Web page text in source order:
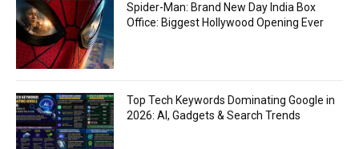
Spider-Man: Brand New Day India Box
Office: Biggest Hollywood Opening Ever
Top Tech Keywords Dominating Google in
2026: AI, Gadgets & Search Trends